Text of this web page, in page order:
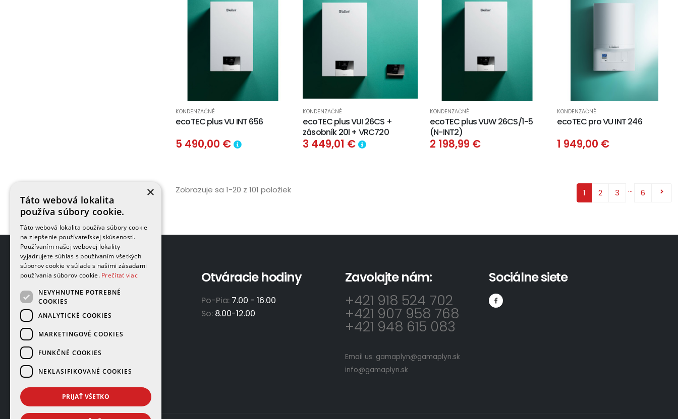
KONDENZAČNÉ
ecoTEC plus VU INT 656
5 490,00 €
KONDENZAČNÉ
ecoTEC plus VUI 26CS +
zásobník 20l + VRC720
3 449,01 €
KONDENZAČNÉ
ecoTEC plus VUW 26CS/1-5
(N-INT2)
2 198,99 €
KONDENZAČNÉ
ecoTEC pro VU INT 246
1 949,00 €
Zobrazuje sa 1-20 z 101 položiek 1 2 3 … 6 
Adresa
GAMAPLYN s.r.o.
Železničná 570/8
Slovensko
Otváracie hodiny
Po-Pia: 7.00 - 16.00
So: 8.00-12.00
Zavolajte nám:
+421 918 524 702
+421 907 958 768
+421 948 615 083
Email us: gamaplyn@gamaplyn.sk
info@gamaplyn.sk
Sociálne siete
×
Táto webová lokalita
používa súbory cookie.
Táto webová lokalita používa súbory cookie
na zlepšenie používateľskej skúsenosti.
Používaním našej webovej lokality
vyjadrujete súhlas s používaním všetkých
súborov cookie v súlade s našimi zásadami
používania súborov cookie. Prečítať viac
NEVYHNUTNE POTREBNÉ
COOKIES
ANALYTICKÉ COOKIES
MARKETINGOVÉ COOKIES
FUNKČNÉ COOKIES
NEKLASIFIKOVANÉ COOKIES
PRIJAŤ VŠETKO